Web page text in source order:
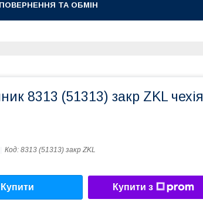
ПОВЕРНЕННЯ ТА ОБМІН
8313 (51313) закр ZKL чехія
Код: 8313 (51313) закр ZKL
Купити Купити з